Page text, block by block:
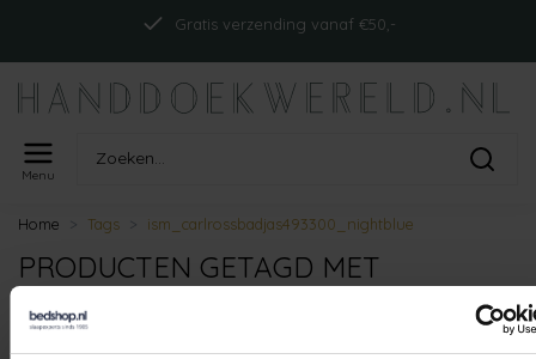
Gratis verzending vanaf €50,-
Menu
Home Tags ism_carlrossbadjas493300_nightblue
PRODUCTEN GETAGD MET